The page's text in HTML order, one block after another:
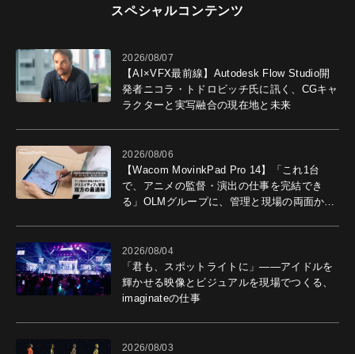
スペシャルコンテンツ
2026/08/07
【AI×VFX最前線】Autodesk Flow Studio開
発者ニコラ・トドロビッチ氏に訊く、CGキャ
ラクターと実写融合の現在地と未来
2026/08/06
【Wacom MovinkPad Pro 14】「これ1台
で、アニメの監督・演出の仕事を完結でき
る」OLMグループに、管理と現場の両面から
2026/08/04
「君も、スポットライトに」――アイドルを
輝かせる映像とビジュアルを現場でつくる、
imaginateの仕事
2026/08/03